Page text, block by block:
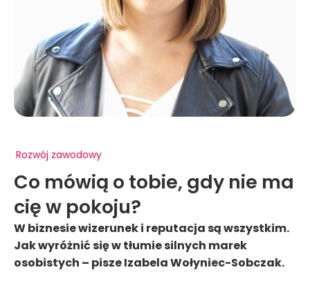
Rozwój zawodowy
Co mówią o tobie, gdy nie ma
cię w pokoju?
W biznesie wizerunek i reputacja są wszystkim.
Jak wyróżnić się w tłumie silnych marek
osobistych – pisze Izabela Wołyniec-Sobczak.